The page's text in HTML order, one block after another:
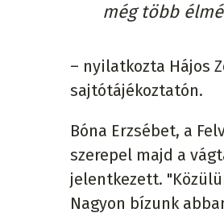
még több
– nyilatkozta Hájos
sajtótájékoztatón.
Bóna Erzsébet, a
szerepel majd a
jelentkezett.
Nagyon bízunk